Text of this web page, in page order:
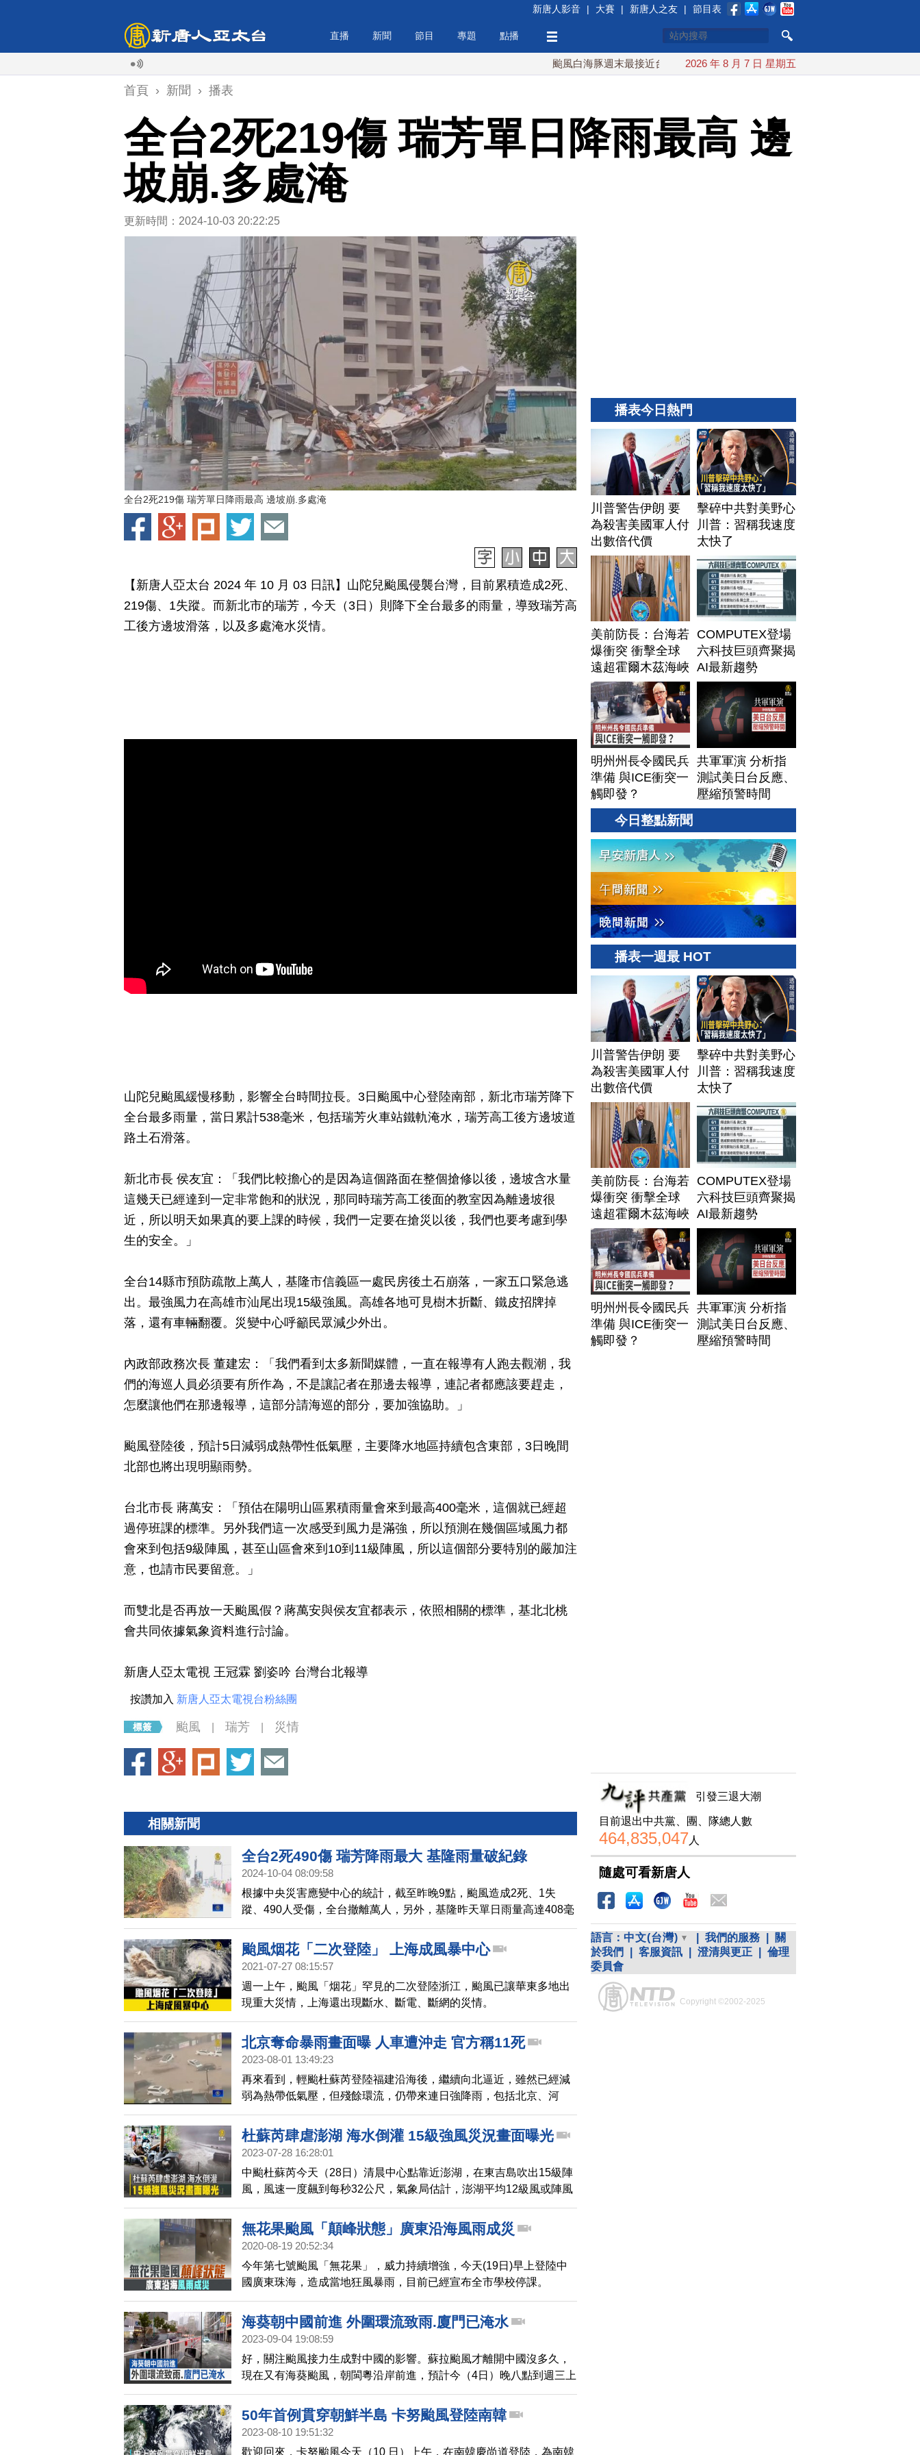
新唐人影音 | 大賽 | 新唐人之友 | 節目表
直播 新聞 節目 專題 點播
颱風白海豚週末最接近台灣 最快9日可能登陸中國 台灣漢光首結合城鎮演習 AIT連續
2026 年 8 月 7 日 星期五
首頁 › 新聞 › 播表
全台2死219傷 瑞芳單日降雨最高 邊
坡崩.多處淹
更新時間：2024-10-03 20:22:25
全台2死219傷 瑞芳單日降雨最高 邊坡崩.多處淹
【新唐人亞太台 2024 年 10 月 03 日訊】山陀兒颱風侵襲台灣，目前累積造成2死、
219傷、1失蹤。而新北市的瑞芳，今天（3日）則降下全台最多的雨量，導致瑞芳高
工後方邊坡滑落，以及多處淹水災情。
山陀兒颱風緩慢移動，影響全台時間拉長。3日颱風中心登陸南部，新北市瑞芳降下
全台最多雨量，當日累計538毫米，包括瑞芳火車站鐵軌淹水，瑞芳高工後方邊坡道
路土石滑落。
新北市長 侯友宜：「我們比較擔心的是因為這個路面在整個搶修以後，邊坡含水量
這幾天已經達到一定非常飽和的狀況，那同時瑞芳高工後面的教室因為離邊坡很
近，所以明天如果真的要上課的時候，我們一定要在搶災以後，我們也要考慮到學
生的安全。」
全台14縣市預防疏散上萬人，基隆市信義區一處民房後土石崩落，一家五口緊急逃
出。最強風力在高雄市汕尾出現15級強風。高雄各地可見樹木折斷、鐵皮招牌掉
落，還有車輛翻覆。災變中心呼籲民眾減少外出。
內政部政務次長 董建宏：「我們看到太多新聞媒體，一直在報導有人跑去觀潮，我
們的海巡人員必須要有所作為，不是讓記者在那邊去報導，連記者都應該要趕走，
怎麼讓他們在那邊報導，這部分請海巡的部分，要加強協助。」
颱風登陸後，預計5日減弱成熱帶性低氣壓，主要降水地區持續包含東部，3日晚間
北部也將出現明顯雨勢。
台北市長 蔣萬安：「預估在陽明山區累積雨量會來到最高400毫米，這個就已經超
過停班課的標準。另外我們這一次感受到風力是滿強，所以預測在幾個區域風力都
會來到包括9級陣風，甚至山區會來到10到11級陣風，所以這個部分要特別的嚴加注
意，也請市民要留意。」
而雙北是否再放一天颱風假？蔣萬安與侯友宜都表示，依照相關的標準，基北北桃
會共同依據氣象資料進行討論。
新唐人亞太電視 王冠霖 劉姿吟 台灣台北報導
按讚加入 新唐人亞太電視台粉絲團
颱風 瑞芳 災情
相關新聞
全台2死490傷 瑞芳降雨最大 基隆雨量破紀錄
2024-10-04 08:09:58
根據中央災害應變中心的統計，截至昨晚9點，颱風造成2死、1失
蹤、490人受傷，全台撤離萬人，另外，基隆昨天單日雨量高達408毫
米，突破當地紀錄，新北市的瑞芳也降下全台最多的雨量。
颱風烟花「二次登陸」 上海成風暴中心
2021-07-27 08:15:57
週一上午，颱風「烟花」罕見的二次登陸浙江，颱風已讓華東多地出
現重大災情，上海還出現斷水、斷電、斷網的災情。
北京奪命暴雨畫面曝 人車遭沖走 官方稱11死
2023-08-01 13:49:23
再來看到，輕颱杜蘇芮登陸福建沿海後，繼續向北逼近，雖然已經減
弱為熱帶低氣壓，但殘餘環流，仍帶來連日強降雨，包括北京、河
北、甘肅、河南等地，都暴雨成災，在北京，民眾拍到，人、車、建
物都遭洪水沖走；官方稱已增至11死，真實情況仍不明。
杜蘇芮肆虐澎湖 海水倒灌 15級強風災況畫面曝光
2023-07-28 16:28:01
中颱杜蘇芮今天（28日）清晨中心點靠近澎湖，在東吉島吹出15級陣
風，風速一度飆到每秒32公尺，氣象局估計，澎湖平均12級風或陣風
14級以上風力強風，雨量也破百毫米，風雨還在持續，在狂風雨驟
下，已多地傳出災情。
無花果颱風「顛峰狀態」廣東沿海風雨成災
2020-08-19 20:52:34
今年第七號颱風「無花果」，威力持續增強，今天(19日)早上登陸中
國廣東珠海，造成當地狂風暴雨，目前已經宣布全市學校停課。
海葵朝中國前進 外圍環流致雨.廈門已淹水
2023-09-04 19:08:59
好，關注颱風接力生成對中國的影響。蘇拉颱風才離開中國沒多久，
現在又有海葵颱風，朝閩粵沿岸前進，預計今（4日）晚八點到週三上
午八點，中國沿海將降下大暴雨或特大暴雨。目前，中國深圳鐵路部
門已計劃，從下午四點起，預計陸續停運列車300多列。此外，廈門
也宣布從下午五點開始到週二整天，全市停課。不過，傍晚五點多，
50年首例貫穿朝鮮半島 卡努颱風登陸南韓
2023-08-10 19:51:32
歡迎回來，卡努颱風今天（10 日）上午，在南韓慶尚道登陸，為南韓
播表今日熱門
川普警告伊朗 要
為殺害美國軍人付
出數倍代價
擊碎中共對美野心
川普：習稱我速度
太快了
美前防長：台海若
爆衝突 衝擊全球
遠超霍爾木茲海峽
COMPUTEX登場
六科技巨頭齊聚揭
AI最新趨勢
明州州長令國民兵
準備 與ICE衝突一
觸即發？
共軍軍演 分析指
測試美日台反應、
壓縮預警時間
今日整點新聞
播表一週最 HOT
川普警告伊朗 要
為殺害美國軍人付
出數倍代價
擊碎中共對美野心
川普：習稱我速度
太快了
美前防長：台海若
爆衝突 衝擊全球
遠超霍爾木茲海峽
COMPUTEX登場
六科技巨頭齊聚揭
AI最新趨勢
明州州長令國民兵
準備 與ICE衝突一
觸即發？
共軍軍演 分析指
測試美日台反應、
壓縮預警時間
引發三退大潮
目前退出中共黨、團、隊總人數
464,835,047人
隨處可看新唐人
語言： 中文(台灣) 我們的服務
關
於我們
客服資訊 澄清與更正
倫理
委員會
Copyright ©2002-2025